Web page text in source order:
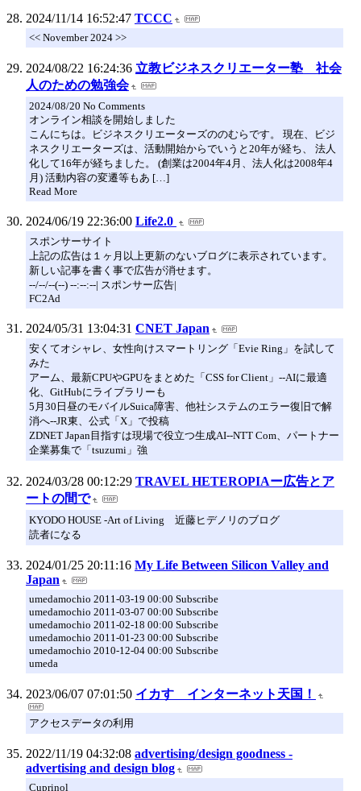
2024/11/14 16:52:47 TCCC
<< November 2024 >>
2024/08/22 16:24:36 立教ビジネスクリエーター塾 社会
人のための勉強会
2024/08/20 No Comments
オンライン相談を開始しました
こんにちは。ビジネスクリエーターズののむらです。 現在、ビジ
ネスクリエーターズは、活動開始からでいうと20年が経ち、 法人
化して16年が経ちました。 (創業は2004年4月、法人化は2008年4
月) 活動内容の変遷等もあ […]
Read More
2024/06/19 22:36:00 Life2.0
スポンサーサイト
上記の広告は１ヶ月以上更新のないブログに表示されています。
新しい記事を書く事で広告が消せます。
--/--/--(--) --:--:--| スポンサー広告|
FC2Ad
2024/05/31 13:04:31 CNET Japan
安くてオシャレ、女性向けスマートリング「Evie Ring」を試して
みた
アーム、最新CPUやGPUをまとめた「CSS for Client」--AIに最適
化、GitHubにライブラリーも
5月30日昼のモバイルSuica障害、他社システムのエラー復旧で解
消へ--JR東、公式「X」で投稿
ZDNET Japan目指すは現場で役立つ生成AI--NTT Com、パートナー
企業募集で「tsuzumi」強
2024/03/28 00:12:29 TRAVEL HETEROPIAー広告とア
ートの間で
KYODO HOUSE -Art of Living 近藤ヒデノリのブログ
読者になる
2024/01/25 20:11:16 My Life Between Silicon Valley and
Japan
umedamochio 2011-03-19 00:00 Subscribe
umedamochio 2011-03-07 00:00 Subscribe
umedamochio 2011-02-18 00:00 Subscribe
umedamochio 2011-01-23 00:00 Subscribe
umedamochio 2010-12-04 00:00 Subscribe
umeda
2023/06/07 07:01:50 イカす インターネット天国！
アクセスデータの利用
2022/11/19 04:32:08 advertising/design goodness -
advertising and design blog
Cuprinol